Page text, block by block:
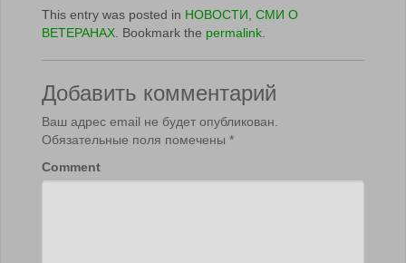
This entry was posted in НОВОСТИ, СМИ О
ВЕТЕРАНАХ. Bookmark the permalink.
Добавить комментарий
Ваш адрес email не будет опубликован.
Обязательные поля помечены *
Comment